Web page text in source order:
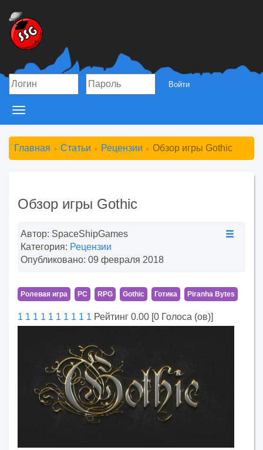
Войти
Toggle
navigation
Главная Статьи Рецензии Обзор игры Gothic
Обзор игры Gothic
Автор: SpaceShipGames
Категория: Рецензии
Опубликовано: 09 февраля 2018
Ролевая игра PC RPG Gothic Готика Piranha Bytes
1 1 1 1 1 1 1 1 1 1 Рейтинг 0.00 [0 Голоса (ов)]